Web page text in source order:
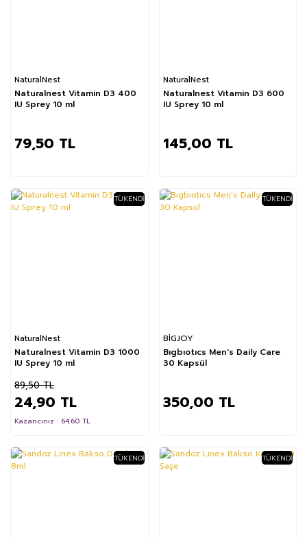
NaturalNest
Naturalnest Vitamin D3 400
IU Sprey 10 ml
79,50 TL
NaturalNest
Naturalnest Vitamin D3 600
IU Sprey 10 ml
145,00 TL
%72 TÜKENDI
NaturalNest
Naturalnest Vitamin D3 1000
IU Sprey 10 ml
24,90 TL
89,50 TL
Kazancınız : 64.60 TL
TÜKENDI
BİGJOY
Bıgbıotıcs Men's Daily Care
30 Kapsül
350,00 TL
TÜKENDI TÜKENDI